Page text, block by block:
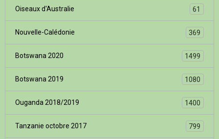
Oiseaux d'Australie 61
Nouvelle-Calédonie 369
Botswana 2020 1499
Botswana 2019 1080
Ouganda 2018/2019 1400
Tanzanie octobre 2017 799